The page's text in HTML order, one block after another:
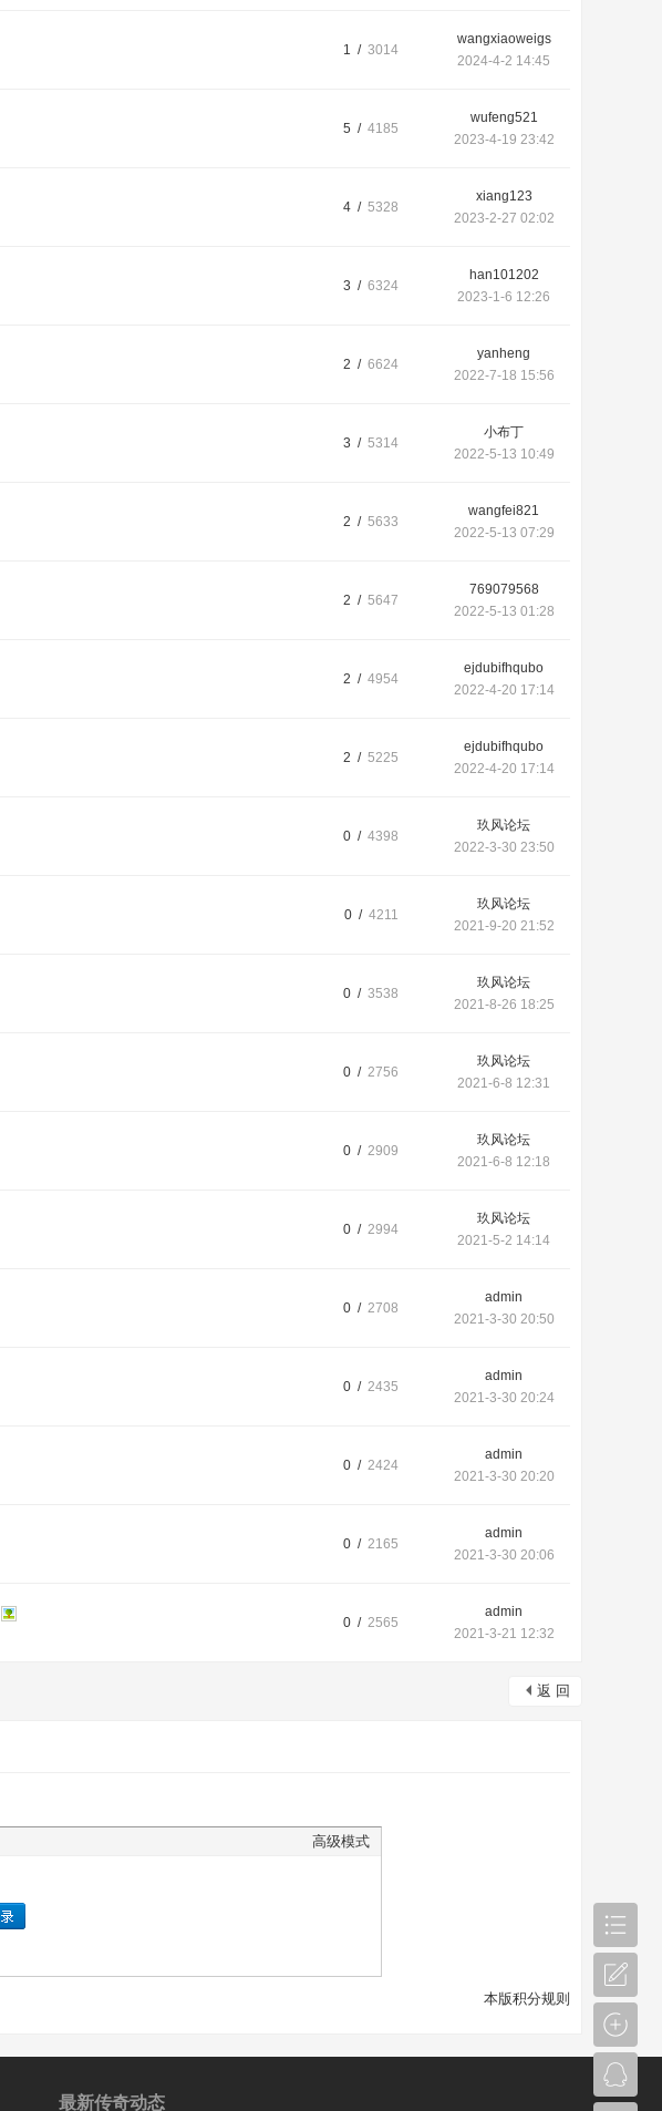
1 / 3014
wangxiaoweigs
2024-4-2 14:45
5 / 4185
wufeng521
2023-4-19 23:42
4 / 5328
xiang123
2023-2-27 02:02
3 / 6324
han101202
2023-1-6 12:26
2 / 6624
yanheng
2022-7-18 15:56
3 / 5314
小布丁
2022-5-13 10:49
2 / 5633
wangfei821
2022-5-13 07:29
2 / 5647
769079568
2022-5-13 01:28
2 / 4954
ejdubifhqubo
2022-4-20 17:14
2 / 5225
ejdubifhqubo
2022-4-20 17:14
0 / 4398
玖风论坛
2022-3-30 23:50
0 / 4211
玖风论坛
2021-9-20 21:52
0 / 3538
玖风论坛
2021-8-26 18:25
0 / 2756
玖风论坛
2021-6-8 12:31
0 / 2909
玖风论坛
2021-6-8 12:18
0 / 2994
玖风论坛
2021-5-2 14:14
0 / 2708
admin
2021-3-30 20:50
0 / 2435
admin
2021-3-30 20:24
0 / 2424
admin
2021-3-30 20:20
0 / 2165
admin
2021-3-30 20:06
0 / 2565
admin
2021-3-21 12:32
返 回
高级模式
本版积分规则
最新传奇动态